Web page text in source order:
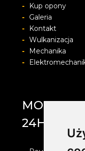
-
Kup opony
-
Galeria
-
Kontakt
- Wulkanizacja
-
Mechanika
-
24H